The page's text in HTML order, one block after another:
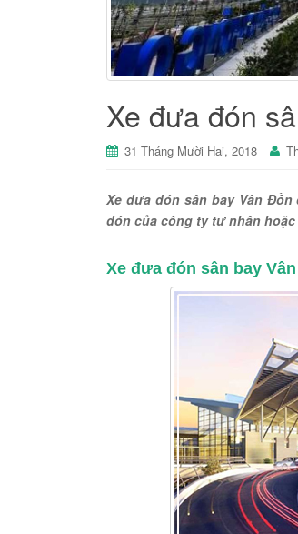
Xe đưa đón
31 Tháng Mười Hai, 2018
Xe đưa đón sân bay Vân
đón của công ty tư nhân
Xe đưa đón sân bay